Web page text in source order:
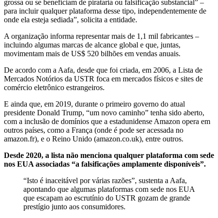
grossa ou se beneficiam de pirataria ou falsificação substancial” –
para incluir qualquer plataforma desse tipo, independentemente de
onde ela esteja sediada”, solicita a entidade.
A organização informa representar mais de 1,1 mil fabricantes –
incluindo algumas marcas de alcance global e que, juntas,
movimentam mais de US$ 520 bilhões em vendas anuais.
De acordo com a Aafa, desde que foi criada, em 2006, a Lista de
Mercados Notórios da USTR foca em mercados físicos e sites de
comércio eletrônico estrangeiros.
E ainda que, em 2019, durante o primeiro governo do atual
presidente Donald Trump, “um novo caminho” tenha sido aberto,
com a inclusão de domínios que a estadunidense Amazon opera em
outros países, como a França (onde é pode ser acessada no
amazon.fr), e o Reino Unido (amazon.co.uk), entre outros.
Desde 2020, a lista não menciona qualquer plataforma com sede
nos EUA associadas “a falsificações amplamente disponíveis”.
“Isto é inaceitável por várias razões”, sustenta a Aafa,
apontando que algumas plataformas com sede nos EUA
que escapam ao escrutínio do USTR gozam de grande
prestígio junto aos consumidores.